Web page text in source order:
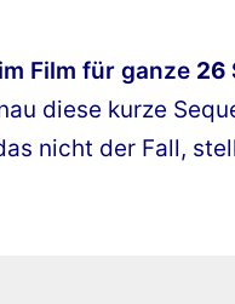
Film für ganze 26
diese kurze
nicht der Fall,